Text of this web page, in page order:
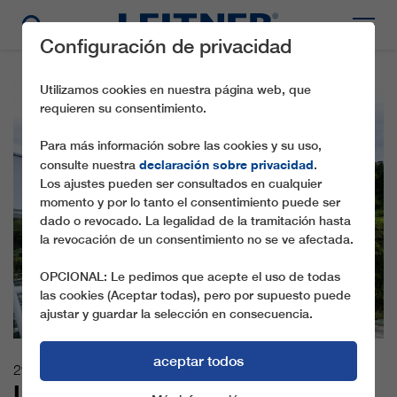
29.09.2025
Configuración de privacidad
Utilizamos cookies en nuestra página web, que
requieren su consentimiento.
Para más información sobre las cookies y su uso,
consulte nuestra declaración sobre privacidad.
Los ajustes pueden ser consultados en cualquier
momento y por lo tanto el consentimiento puede ser
dado o revocado. La legalidad de la tramitación hasta
la revocación de un consentimiento no se ve afectada.
OPCIONAL: Le pedimos que acepte el uso de todas
las cookies (Aceptar todas), pero por supuesto puede
ajustar y guardar la selección en consecuencia.
aceptar todos